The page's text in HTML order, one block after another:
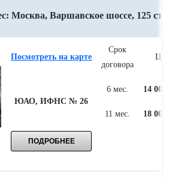
Москва, Варшавское шоссе, 125
Посмотреть на карте
Срок
договора
ЮАО, ИФНС № 26
6 мес. 14
11 мес. 18